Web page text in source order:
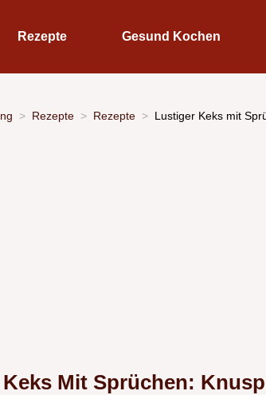
Rezepte Gesund Kochen
Rezepte Rezepte Lustiger Keks mit
Mit Sprüchen: